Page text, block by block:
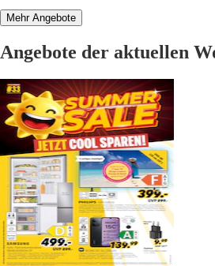
Mehr Angebote
Angebote der aktuellen